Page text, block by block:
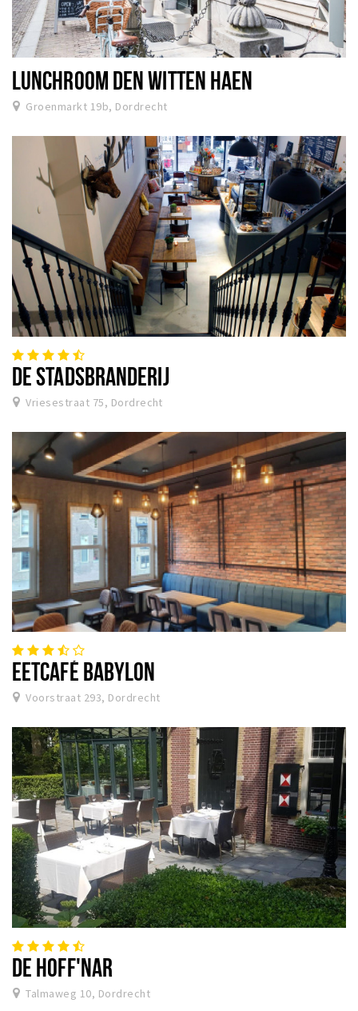
LUNCHROOM DEN WITTEN HAEN
Groenmarkt 19b, Dordrecht
DE STADSBRANDERIJ
Vriesestraat 75, Dordrecht
EETCAFÉ BABYLON
Voorstraat 293, Dordrecht
DE HOFF'NAR
Talmaweg 10, Dordrecht